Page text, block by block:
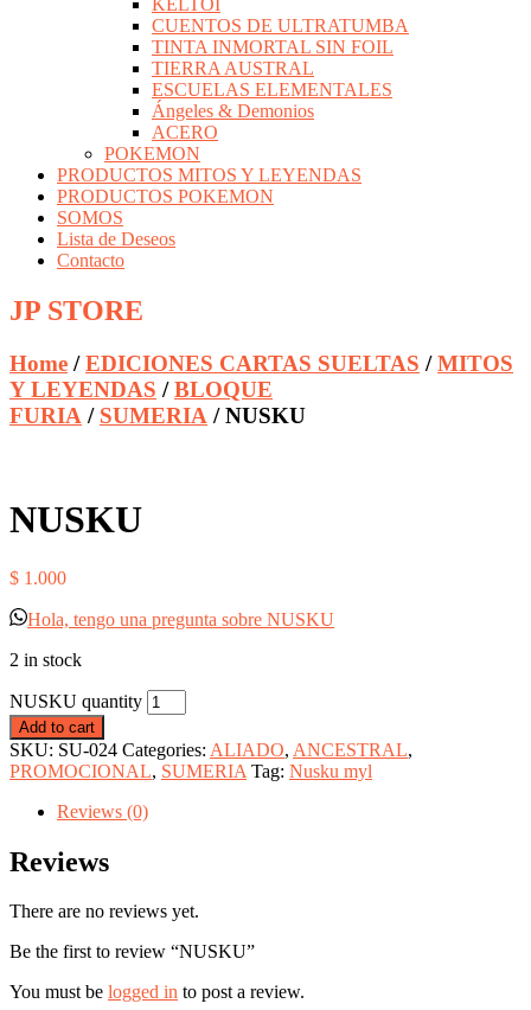
KELTOI
CUENTOS DE ULTRATUMBA
TINTA INMORTAL SIN FOIL
TIERRA AUSTRAL
ESCUELAS ELEMENTALES
Ángeles & Demonios
ACERO
POKEMON
PRODUCTOS MITOS Y LEYENDAS
PRODUCTOS POKEMON
SOMOS
Lista de Deseos
Contacto
JP STORE
Home /EDICIONES CARTAS SUELTAS /MITOS
Y LEYENDAS /BLOQUE
FURIA / SUMERIA / NUSKU
NUSKU
$ 1.000
Hola, tengo una pregunta sobre NUSKU
2 in stock
NUSKU quantity
Add to cart
SKU: SU-024 Categories: ALIADO, ANCESTRAL,
PROMOCIONAL, SUMERIA Tag: Nusku myl
Reviews (0)
Reviews
There are no reviews yet.
Be the first to review “NUSKU”
You must be logged in to post a review.